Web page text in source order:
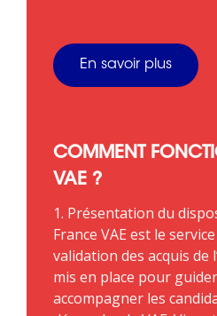
En savoir plus
COMMENT
VAE ?
1. Présentation du
France VAE est le
validation des acquis de
mis en place pour
accompagner les